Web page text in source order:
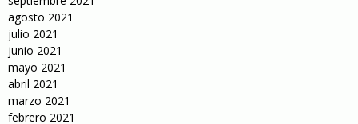
agosto 2021
julio 2021
junio 2021
mayo 2021
abril 2021
marzo 2021
febrero 2021